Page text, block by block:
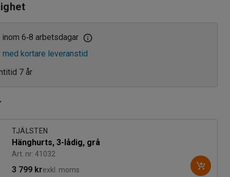
inom 6‑8 arbetsdagar
med kortare leveranstid
7 år
TJÄLSTEN
Hänghurts, 3-lådig, grå
Art. nr: 41032
3 799 krexkl. moms